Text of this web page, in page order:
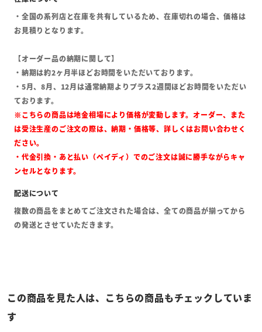
・全国の系列店と在庫を共有しているため、在庫切れの場合、価格は
お見積りとなります。
【オーダー品の納期に関して】
・納期は約2ヶ月半ほどお時間をいただいております。
・5月、8月、12月は通常納期よりプラス2週間ほどお時間をいただい
ております。
※こちらの商品は地金相場により価格が変動します。オーダー、また
は受注生産のご注文の際は、納期・価格等、詳しくはお問い合わせく
ださい。
・代金引換・あと払い（ペイディ）でのご注文は誠に勝手ながらキャ
ンセルとなります。
複数の商品をまとめてご注文された場合は、全ての商品が揃ってから
の発送とさせていただきます。
この商品を見た人は、こちらの商品もチェックしていま
す